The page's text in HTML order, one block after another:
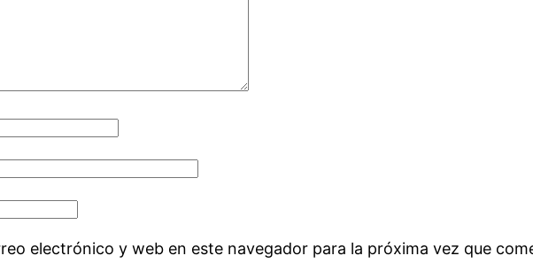
electrónico y web en este navegador para la próxima vez que